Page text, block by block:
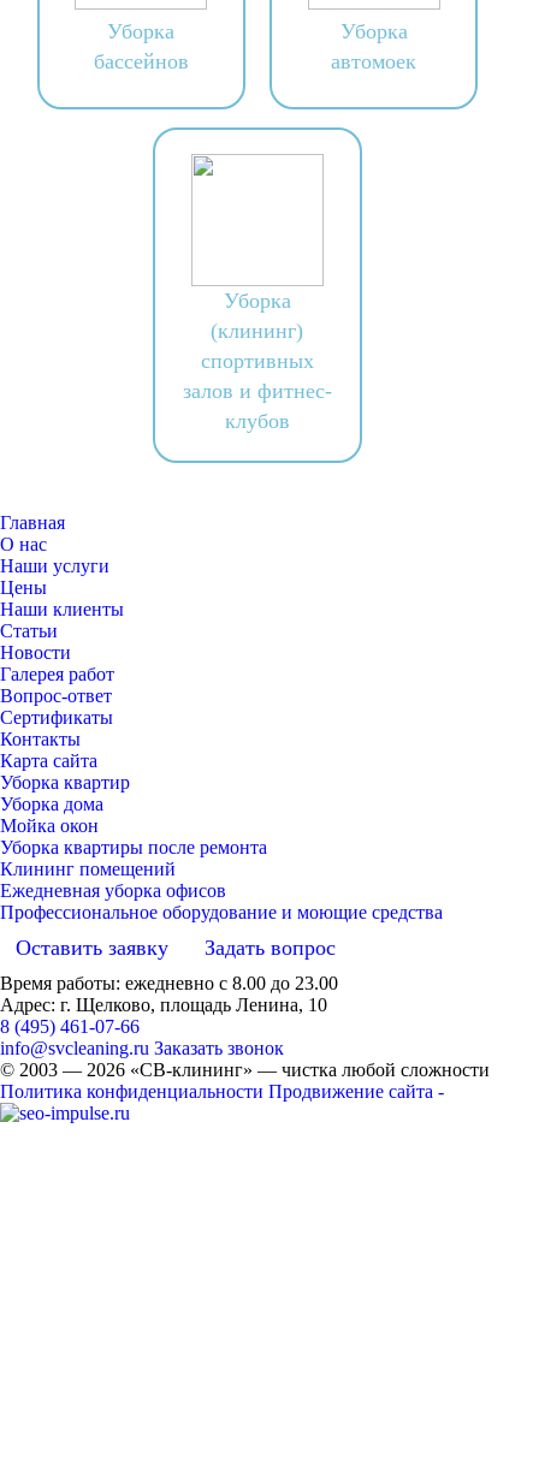
Уборка
бассейнов
Уборка
автомоек
Уборка
(клининг)
спортивных
залов и фитнес-
клубов
Главная
О нас
Наши услуги
Цены
Наши клиенты
Статьи
Новости
Галерея работ
Вопрос-ответ
Сертификаты
Контакты
Карта сайта
Уборка квартир
Уборка дома
Мойка окон
Уборка квартиры после ремонта
Клининг помещений
Ежедневная уборка офисов
Профессиональное оборудование и моющие средства
Оставить заявку Задать вопрос
Время работы: ежедневно с 8.00 до 23.00
Адрес: г. Щелково, площадь Ленина, 10
8 (495) 461-07-66
info@svcleaning.ru Заказать звонок
© 2003 — 2026 «СВ-клининг» — чистка любой сложности
Политика конфиденциальности Продвижение сайта -